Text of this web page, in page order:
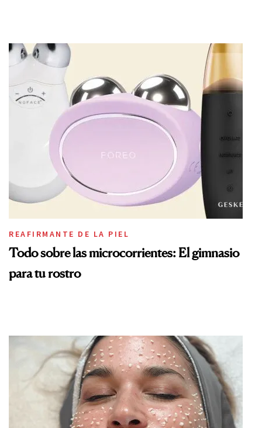
REAFIRMANTE DE LA PIEL
Todo sobre las microcorrientes: El gimnasio
para tu rostro